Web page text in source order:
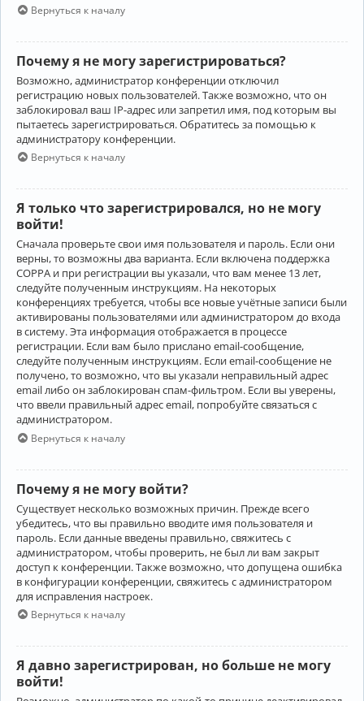
Вернуться к началу
Почему я не могу зарегистрироваться?
Возможно, администратор конференции отключил
регистрацию новых пользователей. Также возможно, что он
заблокировал ваш IP-адрес или запретил имя, под которым вы
пытаетесь зарегистрироваться. Обратитесь за помощью к
администратору конференции.
Вернуться к началу
Я только что зарегистрировался, но не могу
войти!
Сначала проверьте свои имя пользователя и пароль. Если они
верны, то возможны два варианта. Если включена поддержка
COPPA и при регистрации вы указали, что вам менее 13 лет,
следуйте полученным инструкциям. На некоторых
конференциях требуется, чтобы все новые учётные записи были
активированы пользователями или администратором до входа
в систему. Эта информация отображается в процессе
регистрации. Если вам было прислано email-сообщение,
следуйте полученным инструкциям. Если email-сообщение не
получено, то возможно, что вы указали неправильный адрес
email либо он заблокирован спам-фильтром. Если вы уверены,
что ввели правильный адрес email, попробуйте связаться с
администратором.
Вернуться к началу
Почему я не могу войти?
Существует несколько возможных причин. Прежде всего
убедитесь, что вы правильно вводите имя пользователя и
пароль. Если данные введены правильно, свяжитесь с
администратором, чтобы проверить, не был ли вам закрыт
доступ к конференции. Также возможно, что допущена ошибка
в конфигурации конференции, свяжитесь с администратором
для исправления настроек.
Вернуться к началу
Я давно зарегистрирован, но больше не могу
войти!